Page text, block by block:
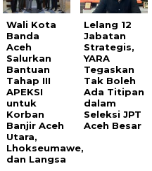
Wali Kota
Banda
Aceh
Salurkan
Bantuan
Tahap III
APEKSI
untuk
Korban
Banjir Aceh
Utara,
Lhokseumawe,
dan Langsa
Lelang 12
Jabatan
Strategis,
YARA
Tegaskan
Tak Boleh
Ada Titipan
dalam
Seleksi JPT
Aceh Besar